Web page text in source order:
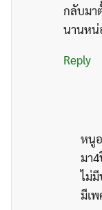
กลับมา
นานหน่
Reply
หนู
มา
ไม่
มีเ